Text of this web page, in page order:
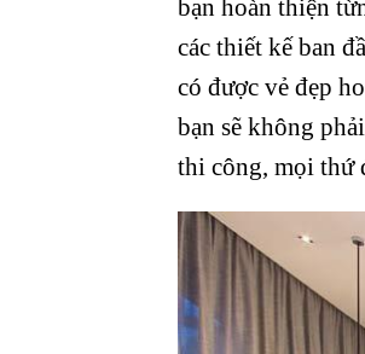
bạn hoàn thiện
các thiết kế ban
có được vẻ đẹp
bạn sẽ không
thi công, mọi thứ